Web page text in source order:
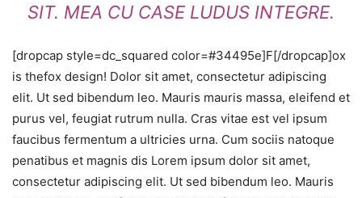
SIT. MEA CU CASE LUDUS INTEGRE.
[dropcap style=dc_squared color=#34495e]F[/dropcap]ox
is thefox design! Dolor sit amet, consectetur adipiscing
elit. Ut sed bibendum leo. Mauris mauris massa, eleifend et
purus vel, feugiat rutrum nulla. Cras vitae est vel ipsum
faucibus fermentum a ultricies urna. Cum sociis natoque
penatibus et magnis dis Lorem ipsum dolor sit amet,
consectetur adipiscing elit. Ut sed bibendum leo. Mauris